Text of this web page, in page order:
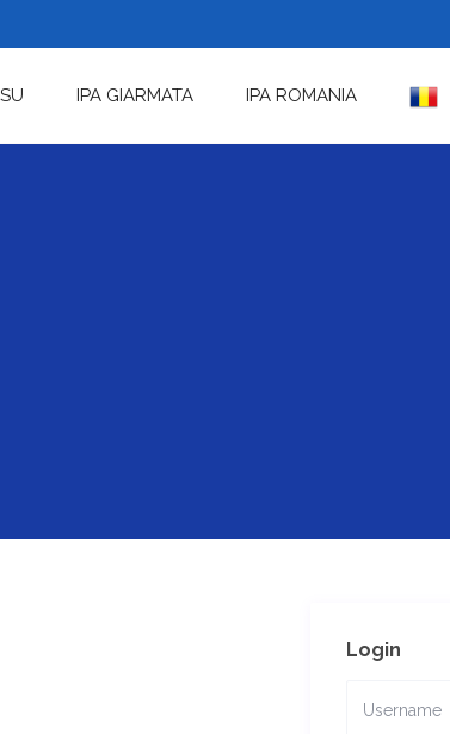
IPA GIARMATA IPA ROMANIA
Login